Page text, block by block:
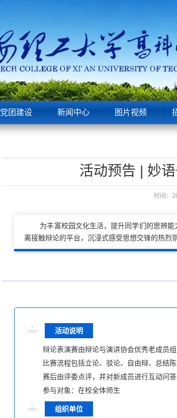
党团建设 新闻中心 图片视频
活动预告 | 妙
时间：
为丰富校园文化生活，提升同学们的思辨
离接触辩论的平台，沉浸式感受思想交锋的热烈氛
活动说明
辩论表演赛由辩论与演讲协会优秀老成员
比赛流程包括立论、驳论、自由辩、总结陈
赛后由评委点评，并对新成员进行互动问答
参与对象：在校全体师生
组织单位